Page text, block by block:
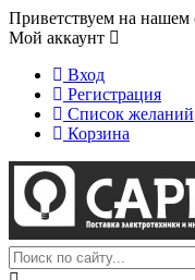
Приветствуем на нашем
Мой аккаунт
Вход
Регистрация
Список желаний
Корзина